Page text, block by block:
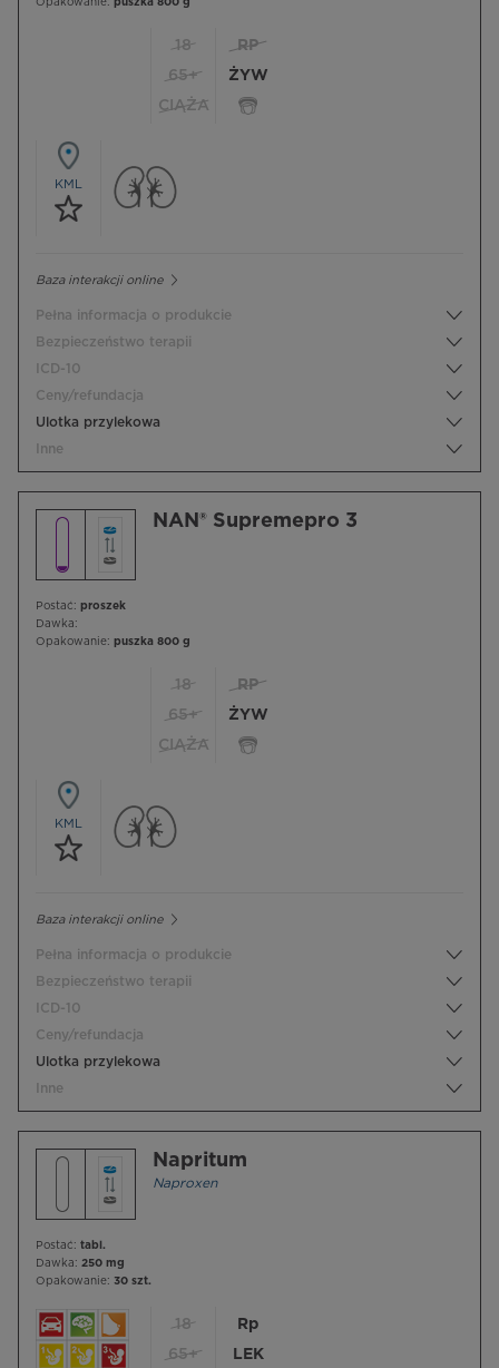
Opakowanie: puszka 800 g
18
65+
CIĄŻA
RP
ŻYW
KML
Baza interakcji online
Pełna informacja o produkcie
Bezpieczeństwo terapii
ICD-10
Ceny/refundacja
Ulotka przylekowa
Inne
NAN® Supremepro 3
Postać: proszek
Dawka:
Opakowanie: puszka 800 g
18
65+
CIĄŻA
RP
ŻYW
KML
Baza interakcji online
Pełna informacja o produkcie
Bezpieczeństwo terapii
ICD-10
Ceny/refundacja
Ulotka przylekowa
Inne
Napritum
Naproxen
Postać: tabl.
Dawka: 250 mg
Opakowanie: 30 szt.
18
65+
Rp
LEK